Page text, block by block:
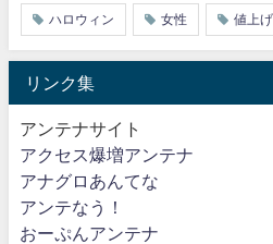
ハロウィン 女性 値上げ
リンク集
アンテナサイト
アクセス爆増アンテナ
アナグロあんてな
アンテなう！
おーぷんアンテナ